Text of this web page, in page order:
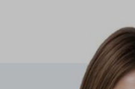
Поддержка
Полезные